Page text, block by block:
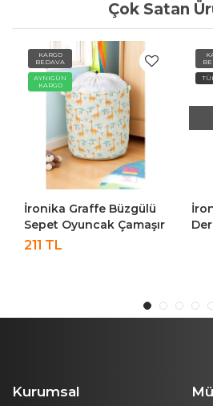
Çok Satan
KARGO
BEDAVA
AYNIGÜN
KARGO
İronika Graffe Büzgülü
Sepet Oyuncak Çamaşır
Havlu Sepeti Yuvarlak
211 TL
Kurumsal